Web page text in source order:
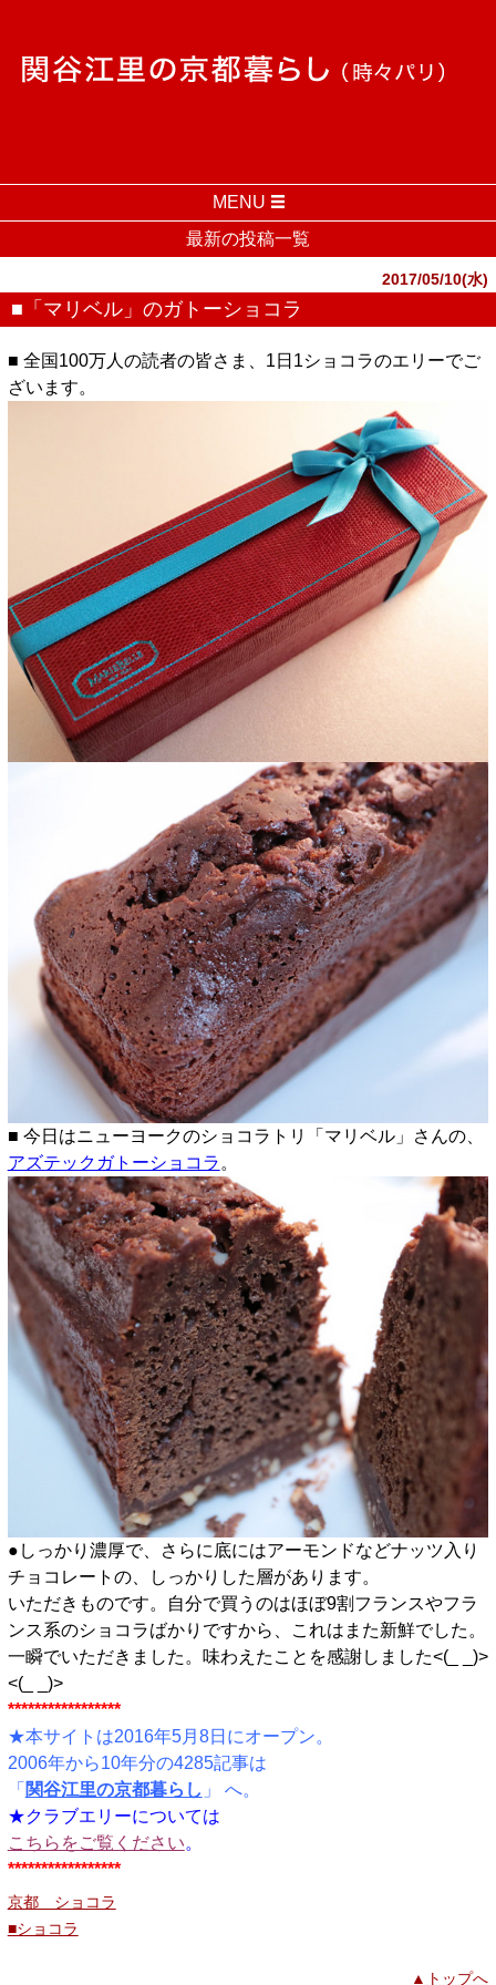
MENU
最新の投稿一覧
2017/05/10(水)
■「マリベル」のガトーショコラ
■ 全国100万人の読者の皆さま、1日1ショコラのエリーでご
ざいます。
■ 今日はニューヨークのショコラトリ「マリベル」さんの、
アズテックガトーショコラ 。
●しっかり濃厚で、さらに底にはアーモンドなどナッツ入り
チョコレートの、しっかりした層があります。
いただきものです。自分で買うのはほぼ9割フランスやフラ
ンス系のショコラばかりですから、これはまた新鮮でした。
一瞬でいただきました。味わえたことを感謝しました<(_ _)>
<(_ _)>
*****************
★本サイトは2016年5月8日にオープン。
2006年から10年分の4285記事は
「 関谷江里の京都暮らし 」 へ。
★クラブエリーについては
こちらをご覧ください。
*****************
京都 ショコラ
■ショコラ
▲トップへ